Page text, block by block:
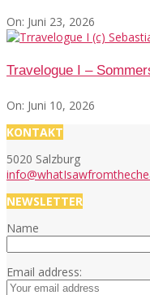
On: Juni 23, 2026
Travelogue I –
On: Juni 10, 2026
KONTAKT
5020 Salzburg
NEWSLETTER
Name
Email address: